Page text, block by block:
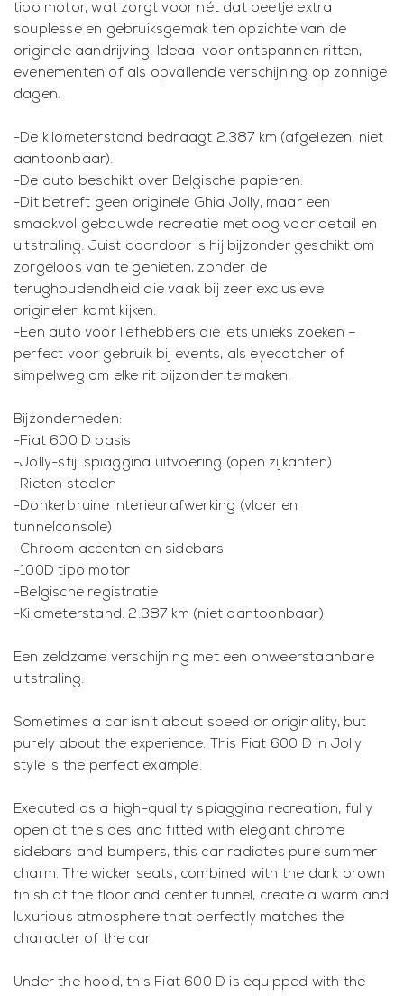
tipo motor, wat zorgt voor nét dat beetje extra
souplesse en gebruiksgemak ten opzichte van de
originele aandrijving. Ideaal voor ontspannen ritten,
evenementen of als opvallende verschijning op zonnige
dagen.
-De kilometerstand bedraagt 2.387 km (afgelezen, niet
aantoonbaar).
-De auto beschikt over Belgische papieren.
-Dit betreft geen originele Ghia Jolly, maar een
smaakvol gebouwde recreatie met oog voor detail en
uitstraling. Juist daardoor is hij bijzonder geschikt om
zorgeloos van te genieten, zonder de
terughoudendheid die vaak bij zeer exclusieve
originelen komt kijken.
-Een auto voor liefhebbers die iets unieks zoeken –
perfect voor gebruik bij events, als eyecatcher of
simpelweg om elke rit bijzonder te maken.
Bijzonderheden:
-Fiat 600 D basis
-Jolly-stijl spiaggina uitvoering (open zijkanten)
-Rieten stoelen
-Donkerbruine interieurafwerking (vloer en
tunnelconsole)
-Chroom accenten en sidebars
-100D tipo motor
-Belgische registratie
-Kilometerstand: 2.387 km (niet aantoonbaar)
Een zeldzame verschijning met een onweerstaanbare
uitstraling.
Sometimes a car isn’t about speed or originality, but
purely about the experience. This Fiat 600 D in Jolly
style is the perfect example.
Executed as a high-quality spiaggina recreation, fully
open at the sides and fitted with elegant chrome
sidebars and bumpers, this car radiates pure summer
charm. The wicker seats, combined with the dark brown
finish of the floor and center tunnel, create a warm and
luxurious atmosphere that perfectly matches the
character of the car.
Under the hood, this Fiat 600 D is equipped with the